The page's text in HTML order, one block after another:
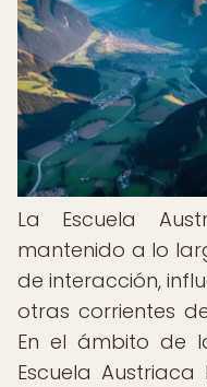
La Escuela
mantenido a lo
de interacción,
otras corrientes
En el ámbito de
Escuela